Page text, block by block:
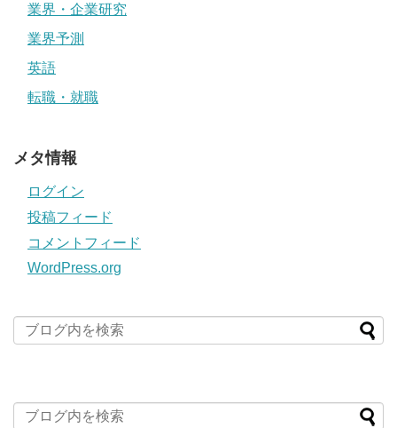
業界・企業研究
業界予測
英語
転職・就職
メタ情報
ログイン
投稿フィード
コメントフィード
WordPress.org